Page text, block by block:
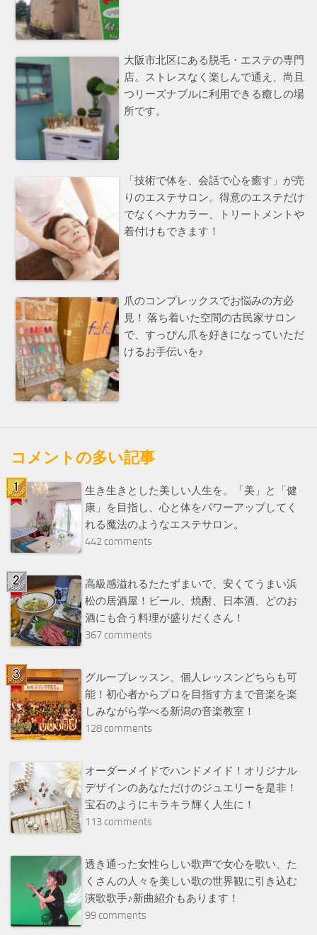
大阪市北区にある脱毛・エステの専門
店。ストレスなく楽しんで通え、尚且
つリーズナブルに利用できる癒しの場
所です。
「技術で体を、会話で心を癒す」が売
りのエステサロン。得意のエステだけ
でなくヘナカラー、トリートメントや
着付けもできます！
爪のコンプレックスでお悩みの方必
見！ 落ち着いた空間の古民家サロン
で、すっぴん爪を好きになっていただ
けるお手伝いを♪
コメントの多い記事
生き生きとした美しい人生を。「美」と「健
康」を目指し、心と体をパワーアップしてく
れる魔法のようなエステサロン。
442 comments
高級感溢れるたたずまいで、安くてうまい浜
松の居酒屋！ビール、焼酎、日本酒、どのお
酒にも合う料理が盛りだくさん！
367 comments
グループレッスン、個人レッスンどちらも可
能！初心者からプロを目指す方まで音楽を楽
しみながら学べる新潟の音楽教室！
128 comments
オーダーメイドでハンドメイド！オリジナル
デザインのあなただけのジュエリーを是非！
宝石のようにキラキラ輝く人生に！
113 comments
透き通った女性らしい歌声で女心を歌い、た
くさんの人々を美しい歌の世界観に引き込む
演歌歌手♪新曲紹介もあります！
99 comments